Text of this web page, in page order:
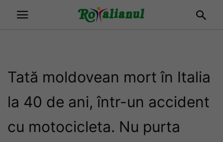
Tată moldovean mort în Italia
la 40 de ani, într-un accident
cu motocicleta. Nu purta